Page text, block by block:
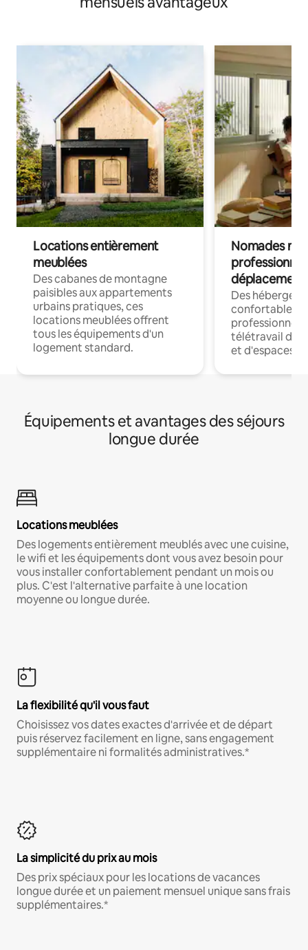
Locations entièrement
meublées
Des cabanes de montagne
paisibles aux appartements
urbains pratiques, ces
locations meublées offrent
tous les équipements d'un
logement standard.
Nomades
déplacement
Des
confortables
professionnels
télétravail
et d'espaces
Équipements et avantages des séjours
longue durée
Locations meublées
Des logements entièrement meublés avec une cuisine,
le wifi et les équipements dont vous avez besoin pour
vous installer confortablement pendant un mois ou
plus. C'est l'alternative parfaite à une location
moyenne ou longue durée.
La flexibilité qu'il vous faut
Choisissez vos dates exactes d'arrivée et de départ
puis réservez facilement en ligne, sans engagement
supplémentaire ni formalités administratives.*
La simplicité du prix au mois
Des prix spéciaux pour les locations de vacances
longue durée et un paiement mensuel unique sans frais
supplémentaires.*